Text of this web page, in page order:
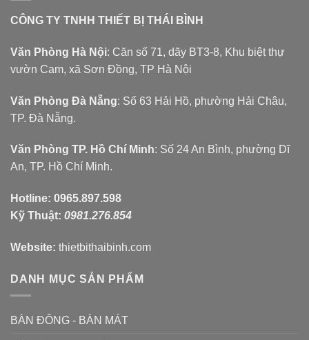
CÔNG TY TNHH THIẾT BỊ THÁI BÌNH
Văn Phòng Hà Nội: Căn số 71, dãy BT3-8, Khu biệt thự
vườn Cam, xã Sơn Đồng, TP Hà Nội
Văn Phòng Đà Nẵng: Số 63 Hải Hồ, phường Hải Châu,
TP. Đà Nẵng.
Văn Phòng TP. Hồ Chí Minh: Số 24 An Bình, phường Dĩ
An, TP. Hồ Chí Minh.
Hotline: 0965.897.598
Kỹ Thuật: 0981.276.854
Website: thietbithaibinh.com
DANH MỤC SẢN PHẨM
BÀN ĐÔNG - BÀN MÁT